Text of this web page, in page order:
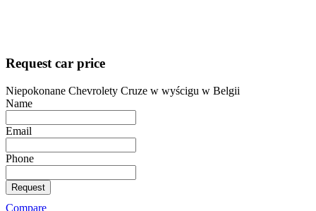
Request car price
Niepokonane Chevrolety Cruze w wyścigu w Belgii
Name
Email
Phone
Request
Compare